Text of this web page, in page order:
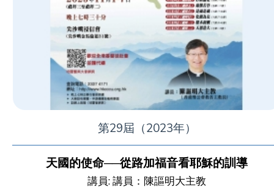
第29屆（2023年）
天國的使命──從路加福音看耶穌的訓導
講員: 講員：陳謳明大主教